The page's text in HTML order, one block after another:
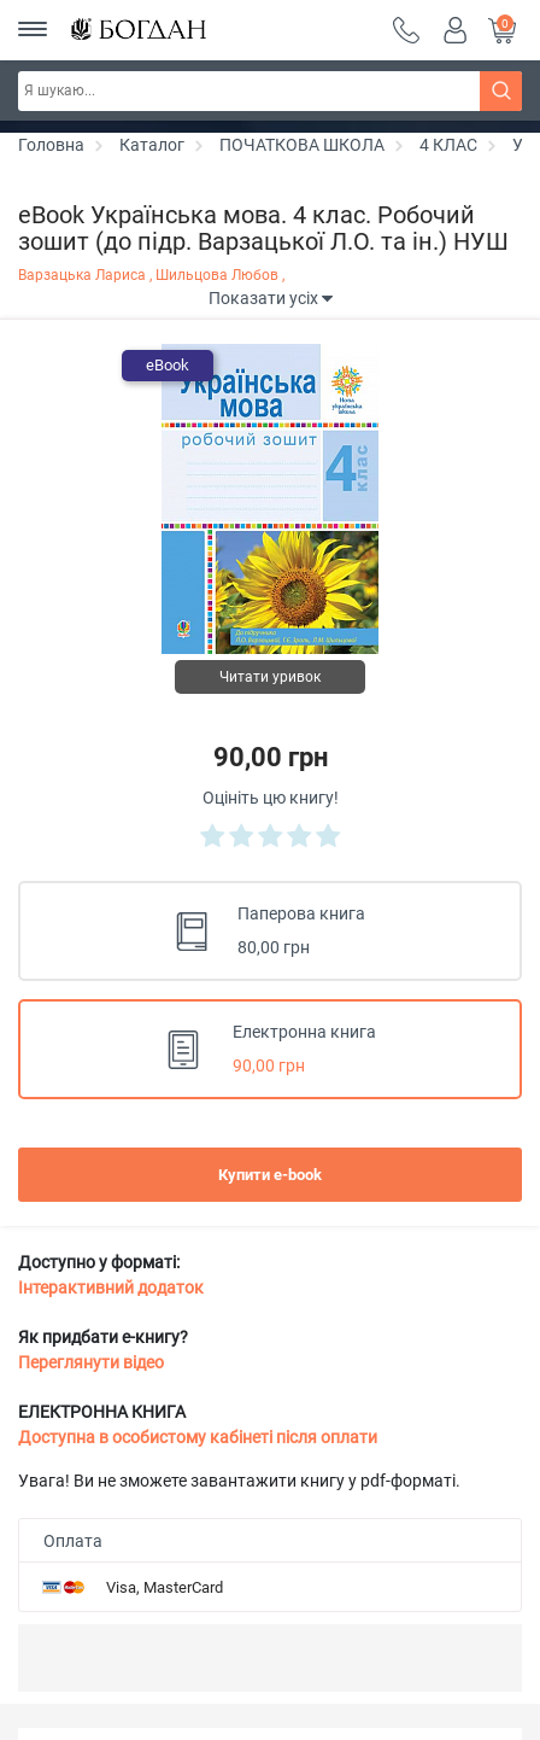
Серія "Чейзіана" ~ знижка 20%
0
Головна Каталог ПОЧАТКОВА ШКОЛА 4 КЛАС
eBook Українська мова. 4 клас. Робочий
зошит (до підр. Варзацької Л.О. та ін.) НУШ
Варзацька Лариса , Шильцова Любов ,
Показати усіх
eBook
Читати уривок
90,00 грн
Оцініть цю книгу!
Паперова книга
80,00 грн
Електронна книга
90,00 грн
Купити e-book
Доступно у форматі:
Інтерактивний додаток
Як придбати е-книгу?
Переглянути відео
ЕЛЕКТРОННА КНИГА
Доступна в особистому кабінеті після оплати
Увага! Ви не зможете завантажити книгу у pdf-форматі.
Оплата
Visa, MasterCard